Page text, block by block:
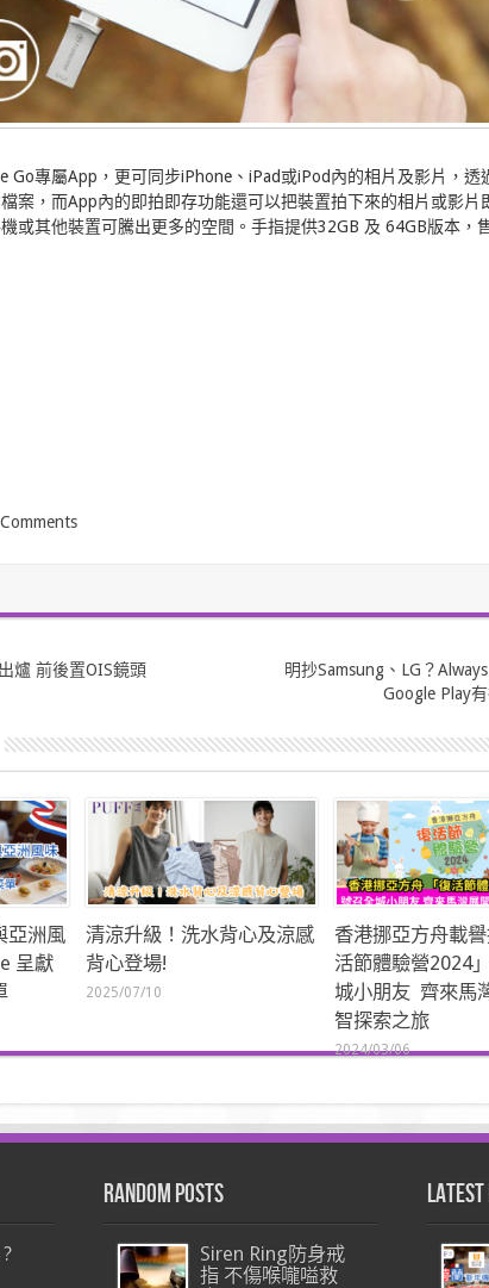
Go專屬App，更可同步iPhone、iPad或iPod內的相片及影片，透
案，而App內的即拍即存功能還可以把裝置拍下來的相片或影片
或其他裝置可騰出更多的空間。手指提供32GB 及 64GB版本，
爐 前後置OIS鏡頭
明抄Samsung、LG？
Google Play
亞洲風
呈獻
清涼升級！洗水背心及涼感
背心登場!
2025/07/10
香港挪亞方舟載
活節體驗營2024
城小朋友 齊來馬
智探索之旅
2024/03/06
Random Posts
Siren Ring防身戒
指 不傷喉嚨嗌救
Latest